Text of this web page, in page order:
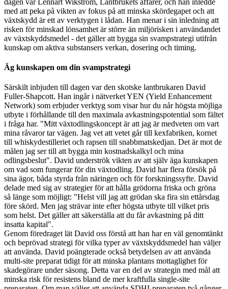
med att peka på vikten av fokus på att minska skördegapet och att
växtskydd är ett av verktygen i lådan. Han menar i sin inledning att
risken för minskad lönsamhet är större än miljörisken i användandet
av växtskyddsmedel - det gäller att bygga sin svampstrategi utifrån
kunskap om aktiva substansers verkan, dosering och timing.
Äg kunskapen om din svampstrategi
Särskilt inbjuden till dagen var den skotske lantbrukaren David
Fuller-Shapcott. Han ingår i nätverket YEN (Yield Enhancement
Network) som erbjuder verktyg som visar hur du når högsta möjliga
utbyte i förhållande till den maximala avkastningspotential som fältet
i fråga har. "Mitt växtodlingskoncept är att jag är medveten om vart
mina råvaror tar vägen. Jag vet att vetet går till kexfabriken, kornet
till whiskydestilleriet och rapsen till snabbmatskedjan. Det är mot de
målen jag ser till att bygga min kostnadskalkyl och mina
odlingsbeslut". David underströk vikten av att själv äga kunskapen
om vad som fungerar för din växtodling. David har flera försök på
sina ägor, båda styrda från näringen och för forskningssyfte. David
delade med sig av strategier för att hålla grödorna friska och gröna
så länge som möjligt: "Helst vill jag att grödan ska fira sin ettårsdag
före skörd. Men jag strävar inte efter högsta utbyte till vilket pris
som helst. Det gäller att säkerställa att du får avkastning på ditt
insatta kapital".
Genom föredraget lät David oss förstå att han har en väl genomtänkt
och beprövad strategi för vilka typer av växtskyddsmedel han väljer
att använda. David poängterade också betydelsen av att använda
multi-site preparat tidigt för att minska plantans mottaglighet för
skadegörare under säsong. Detta var en del av strategin med mål att
minska risk för resistens bland de mer kraftfulla single-site